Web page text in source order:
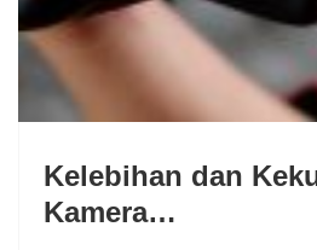
Kelebihan dan
Kamera…